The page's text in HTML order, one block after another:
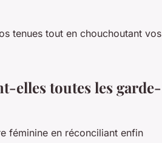
tenues tout en chouchoutant vos
elles toutes les garde-
féminine en réconciliant enfin